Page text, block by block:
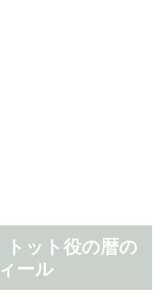
ット役の暦の
ール